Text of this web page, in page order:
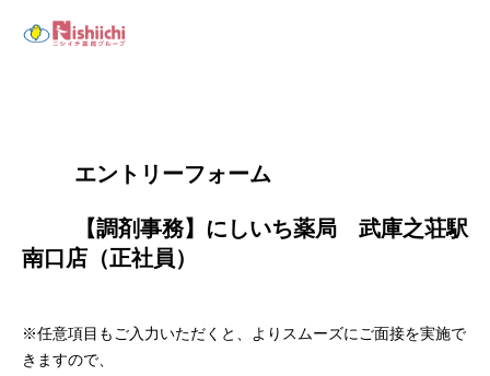
        エントリーフォーム
南口店（正社員）
※任意項目もご入力いただくと、よりスムーズにご面接を実施で
きますので、